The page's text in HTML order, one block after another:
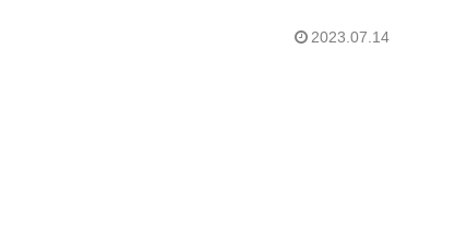
2023.07.14